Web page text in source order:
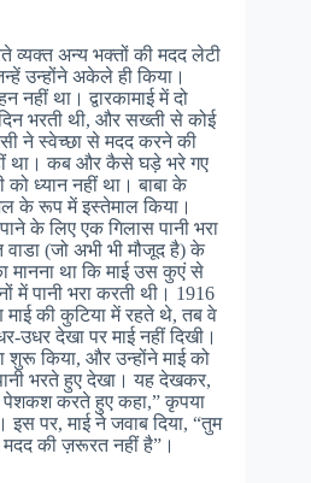
व्यक्त अन्य भक्तों की मदद लेटी
उन्होंने अकेले ही किया।
नहीं था। द्वारकामाई में दो
भरती थी, और सख्ती से कोई
ने स्वेच्छा से मदद करने की
था। कब और कैसे घड़े भरे गए
ध्यान नहीं था। बाबा के
के रूप में इस्तेमाल किया।
के लिए एक गिलास पानी भरा
(जो अभी भी मौजूद है) के
​​था कि माई उस कुएं से
में पानी भरा करती थी। 1916
माई की कुटिया में रहते थे, तब वे
देखा पर माई नहीं दिखी।
शुरू किया, और उन्होंने माई को
भरते हुए देखा। यह देखकर,
करते हुए कहा,” कृपया
पर, माई ने जवाब दिया, “तुम
मदद की ज़रूरत नहीं है”।